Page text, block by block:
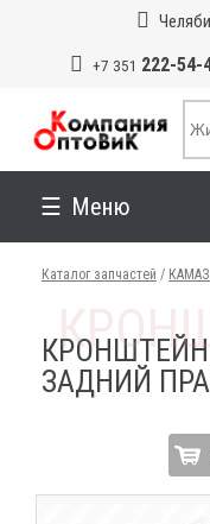
+7 351 222-54-
Меню
Каталог запчастей / КАМАЗ
ЗАДНИЙ